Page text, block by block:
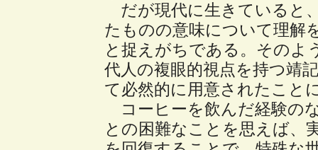
だが現代に生きていると
たものの意味について理解
と捉えがちである。そのよ
代人の複眼的視点を持つ靖
て必然的に用意されたこと
コーヒーを飲んだ経験の
との困難なことを思えば、